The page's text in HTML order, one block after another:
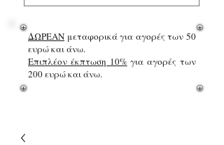
ΔΩΡΕΑΝ μεταφορικά για αγορές των 50
ευρώ και άνω.
Επιπλέον έκπτωση 10%για αγορές των
200 ευρώ και άνω.